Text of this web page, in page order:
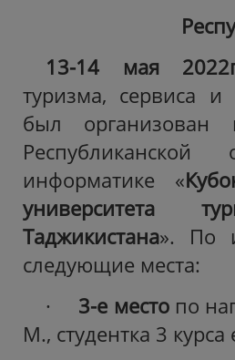
13-14 мая
туризма, сервиса и
был организован
информатике «
университета
Таджикистана».
По
следующие места:
· 3-е местопо
М., студентка 3